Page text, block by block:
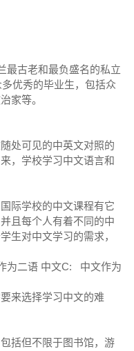
最古老和最负盛名的私立
优秀的毕业生，包括众
家等。
处可见的中英文对照的
，学校学习中文语言和
际学校的中文课程有它
且每个人有着不同的中
生对中文学习的需求，
为二语 中文C: 中文作为
来选择学习中文的难
括但不限于图书馆，游